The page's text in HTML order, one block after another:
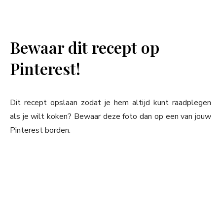
Bewaar dit recept op
Pinterest!
Dit recept opslaan zodat je hem altijd kunt raadplegen
als je wilt koken? Bewaar deze foto dan op een van jouw
Pinterest borden.